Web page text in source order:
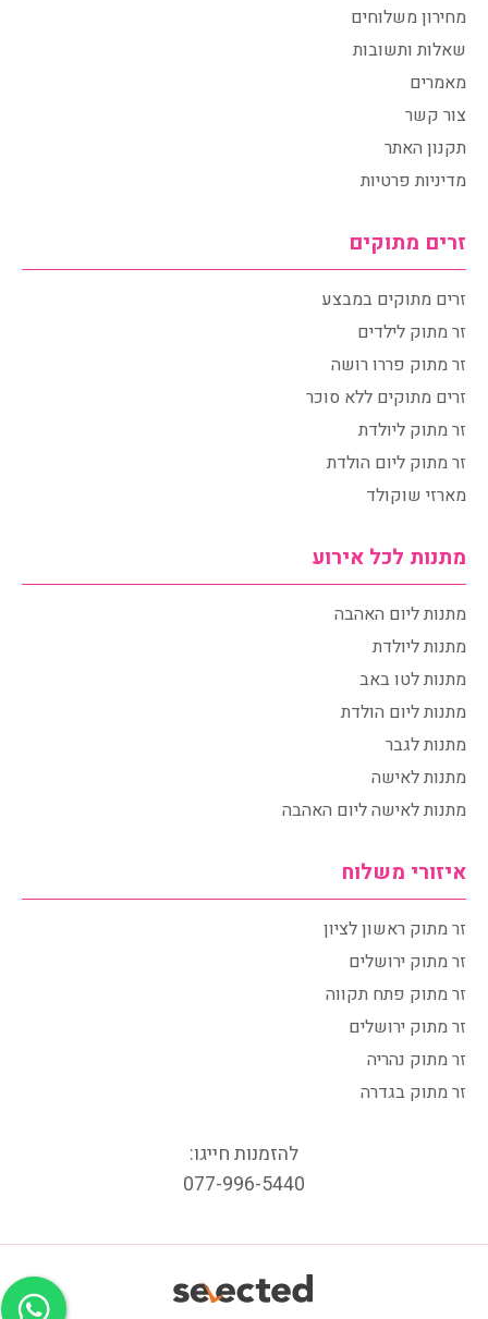
מחירון משלוחים
שאלות ותשובות
מאמרים
צור קשר
תקנון האתר
מדיניות פרטיות
זרים מתוקים
זרים מתוקים במבצע
זר מתוק לילדים
זר מתוק פררו רושה
זרים מתוקים ללא סוכר
זר מתוק ליולדת
זר מתוק ליום הולדת
מארזי שוקולד
מתנות לכל אירוע
מתנות ליום האהבה
מתנות ליולדת
מתנות לטו באב
מתנות ליום הולדת
מתנות לגבר
מתנות לאישה
מתנות לאישה ליום האהבה
איזורי משלוח
זר מתוק ראשון לציון
זר מתוק ירושלים
זר מתוק פתח תקווה
זר מתוק ירושלים
זר מתוק נהריה
זר מתוק בגדרה
להזמנות חייגו:
077-996-5440